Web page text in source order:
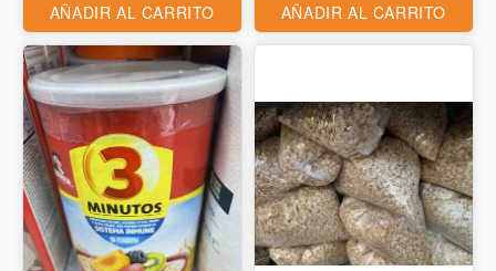
AÑADIR AL CARRITO AÑADIR AL CARRITO